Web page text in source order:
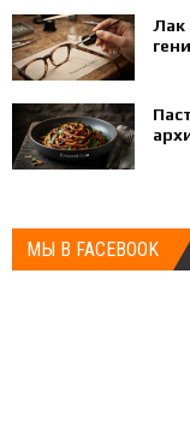
Лак
МЫ В FACEBOOK